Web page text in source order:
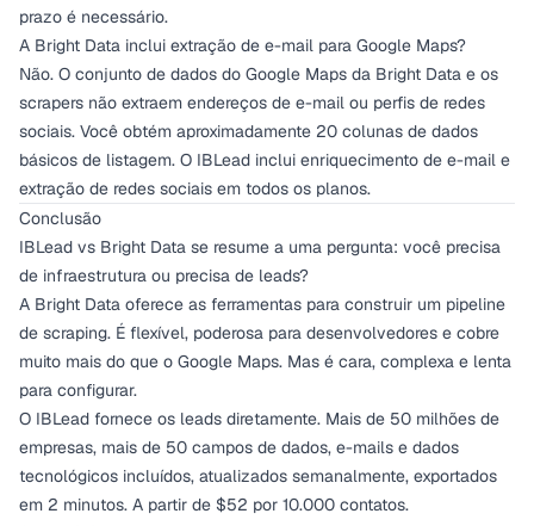
prazo é necessário.
A Bright Data inclui extração de e-mail para Google Maps?
Não. O conjunto de dados do Google Maps da Bright Data e os
scrapers não extraem endereços de e-mail ou perfis de redes
sociais. Você obtém aproximadamente 20 colunas de dados
básicos de listagem. O IBLead inclui enriquecimento de e-mail e
extração de redes sociais em todos os planos.
Conclusão
IBLead vs Bright Data se resume a uma pergunta: você precisa
de infraestrutura ou precisa de leads?
A Bright Data oferece as ferramentas para construir um pipeline
de scraping. É flexível, poderosa para desenvolvedores e cobre
muito mais do que o Google Maps. Mas é cara, complexa e lenta
para configurar.
O IBLead fornece os leads diretamente. Mais de 50 milhões de
empresas, mais de 50 campos de dados, e-mails e dados
tecnológicos incluídos, atualizados semanalmente, exportados
em 2 minutos. A partir de $52 por 10.000 contatos.